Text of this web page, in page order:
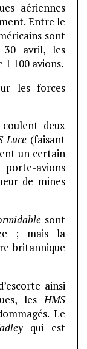
aériennes
Entre le
sont
30 avril, les
1 100 avions.
les forces
deux
Luce (faisant
un certain
porte-avions
de mines
sont
; mais la
britannique
ainsi
lesHMS
Le
qui est